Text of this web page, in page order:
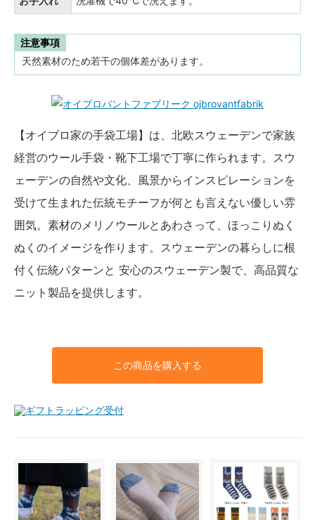
注意事項
天然素材のため若干の個体差があります。
【オイブロ家の手袋工場】は、北欧スウェーデンで家族
経営のウール手袋・靴下工場で丁寧に作られます。スウ
ェーデンの自然や文化、風景からインスピレーションを
受けて生まれた伝統モチーフが何とも言えない優しい雰
囲気。素材のメリノウールとあわさって、ほっこりぬく
ぬくのイメージを作ります。スウェーデンの暮らしに根
付く伝統パターンと 安心のスウェーデン製で、高品質な
ニット製品を提供します。
この商品を購入する